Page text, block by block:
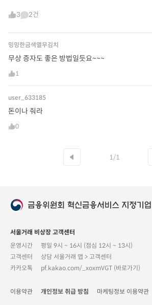
3 2건
밍밍한금색열무김치
무상 증자도 좋은 방법일듯요~~~
1
user_633185
돈이나 줘라
0
1/1
서울거래 비상장 고객센터
운영시간
평일 9시 ~ 16시 (점심 12시 ~ 13시)
고객센터
상담 서울거래 앱 > 고객센터
카카오톡
pf.kakao.com/_xoxmVGT (바로가기)
이용약관 개인정보 취급 방침 마케팅정보 이용약관